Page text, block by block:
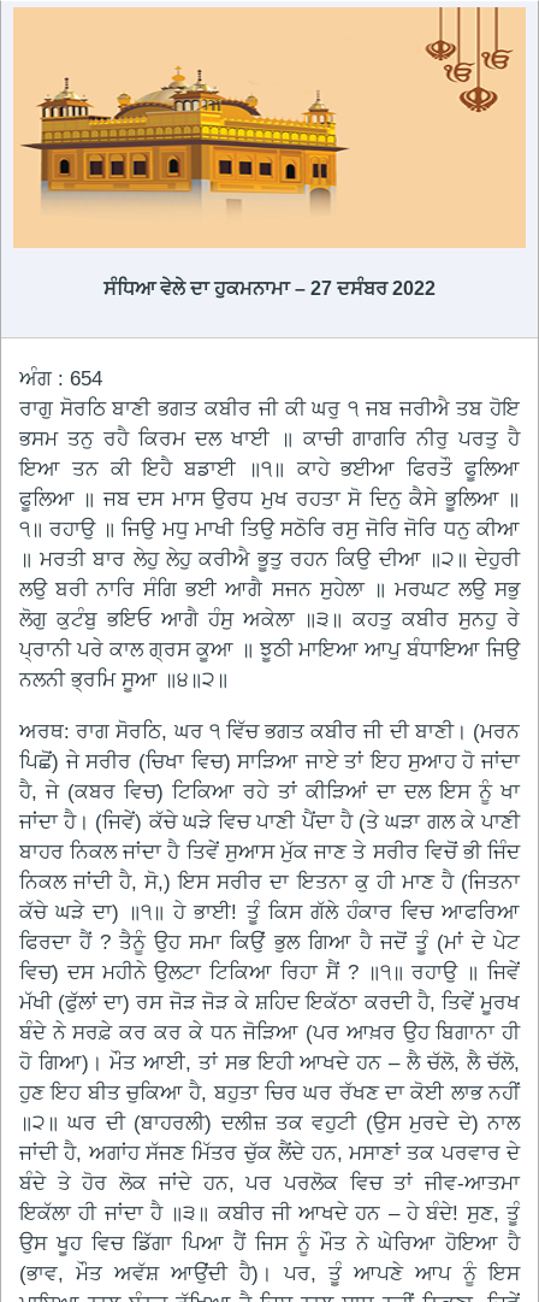
ਸੰਧਿਆ ਵੇਲੇ ਦਾ ਹੁਕਮਨਾਮਾ – 27 ਦਸੰਬਰ 2022
ਅੰਗ : 654
ਰਾਗੁ ਸੋਰਠਿ ਬਾਣੀ ਭਗਤ ਕਬੀਰ ਜੀ ਕੀ ਘਰੁ ੧ ਜਬ ਜਰੀਐ ਤਬ ਹੋਇ
ਭਸਮ ਤਨੁ ਰਹੈ ਕਿਰਮ ਦਲ ਖਾਈ ॥ ਕਾਚੀ ਗਾਗਰਿ ਨੀਰੁ ਪਰਤੁ ਹੈ
ਇਆ ਤਨ ਕੀ ਇਹੈ ਬਡਾਈ ॥੧॥ ਕਾਹੇ ਭਈਆ ਫਿਰਤੌ ਫੂਲਿਆ
ਫੂਲਿਆ ॥ ਜਬ ਦਸ ਮਾਸ ਉਰਧ ਮੁਖ ਰਹਤਾ ਸੋ ਦਿਨੁ ਕੈਸੇ ਭੂਲਿਆ ॥
੧॥ ਰਹਾਉ ॥ ਜਿਉ ਮਧੁ ਮਾਖੀ ਤਿਉ ਸਠੋਰਿ ਰਸੁ ਜੋਰਿ ਜੋਰਿ ਧਨੁ ਕੀਆ
॥ ਮਰਤੀ ਬਾਰ ਲੇਹੁ ਲੇਹੁ ਕਰੀਐ ਭੂਤੁ ਰਹਨ ਕਿਉ ਦੀਆ ॥੨॥ ਦੇਹੁਰੀ
ਲਉ ਬਰੀ ਨਾਰਿ ਸੰਗਿ ਭਈ ਆਗੈ ਸਜਨ ਸੁਹੇਲਾ ॥ ਮਰਘਟ ਲਉ ਸਭੁ
ਲੋਗੁ ਕੁਟੰਬੁ ਭਇਓ ਆਗੈ ਹੰਸੁ ਅਕੇਲਾ ॥੩॥ ਕਹਤੁ ਕਬੀਰ ਸੁਨਹੁ ਰੇ
ਪ੍ਰਾਨੀ ਪਰੇ ਕਾਲ ਗ੍ਰਸ ਕੂਆ ॥ ਝੂਠੀ ਮਾਇਆ ਆਪੁ ਬੰਧਾਇਆ ਜਿਉ
ਨਲਨੀ ਭ੍ਰਮਿ ਸੂਆ ॥੪॥੨॥
ਅਰਥ: ਰਾਗ ਸੋਰਠਿ, ਘਰ ੧ ਵਿੱਚ ਭਗਤ ਕਬੀਰ ਜੀ ਦੀ ਬਾਣੀ। (ਮਰਨ
ਪਿਛੋਂ) ਜੇ ਸਰੀਰ (ਚਿਖਾ ਵਿਚ) ਸਾੜਿਆ ਜਾਏ ਤਾਂ ਇਹ ਸੁਆਹ ਹੋ ਜਾਂਦਾ
ਹੈ, ਜੇ (ਕਬਰ ਵਿਚ) ਟਿਕਿਆ ਰਹੇ ਤਾਂ ਕੀੜਿਆਂ ਦਾ ਦਲ ਇਸ ਨੂੰ ਖਾ
ਜਾਂਦਾ ਹੈ। (ਜਿਵੇਂ) ਕੱਚੇ ਘੜੇ ਵਿਚ ਪਾਣੀ ਪੈਂਦਾ ਹੈ (ਤੇ ਘੜਾ ਗਲ ਕੇ ਪਾਣੀ
ਬਾਹਰ ਨਿਕਲ ਜਾਂਦਾ ਹੈ ਤਿਵੇਂ ਸੁਆਸ ਮੁੱਕ ਜਾਣ ਤੇ ਸਰੀਰ ਵਿਚੋਂ ਭੀ ਜਿੰਦ
ਨਿਕਲ ਜਾਂਦੀ ਹੈ, ਸੋ,) ਇਸ ਸਰੀਰ ਦਾ ਇਤਨਾ ਕੁ ਹੀ ਮਾਣ ਹੈ (ਜਿਤਨਾ
ਕੱਚੇ ਘੜੇ ਦਾ) ॥੧॥ ਹੇ ਭਾਈ! ਤੂੰ ਕਿਸ ਗੱਲੇ ਹੰਕਾਰ ਵਿਚ ਆਫਰਿਆ
ਫਿਰਦਾ ਹੈਂ ? ਤੈਨੂੰ ਉਹ ਸਮਾ ਕਿਉਂ ਭੁਲ ਗਿਆ ਹੈ ਜਦੋਂ ਤੂੰ (ਮਾਂ ਦੇ ਪੇਟ
ਵਿਚ) ਦਸ ਮਹੀਨੇ ਉਲਟਾ ਟਿਕਿਆ ਰਿਹਾ ਸੈਂ ? ॥੧॥ ਰਹਾਉ ॥ ਜਿਵੇਂ
ਮੱਖੀ (ਫੁੱਲਾਂ ਦਾ) ਰਸ ਜੋੜ ਜੋੜ ਕੇ ਸ਼ਹਿਦ ਇਕੱਠਾ ਕਰਦੀ ਹੈ, ਤਿਵੇਂ ਮੂਰਖ
ਬੰਦੇ ਨੇ ਸਰਫ਼ੇ ਕਰ ਕਰ ਕੇ ਧਨ ਜੋੜਿਆ (ਪਰ ਆਖ਼ਰ ਉਹ ਬਿਗਾਨਾ ਹੀ
ਹੋ ਗਿਆ)। ਮੌਤ ਆਈ, ਤਾਂ ਸਭ ਇਹੀ ਆਖਦੇ ਹਨ – ਲੈ ਚੱਲੋ, ਲੈ ਚੱਲੋ,
ਹੁਣ ਇਹ ਬੀਤ ਚੁਕਿਆ ਹੈ, ਬਹੁਤਾ ਚਿਰ ਘਰ ਰੱਖਣ ਦਾ ਕੋਈ ਲਾਭ ਨਹੀਂ
॥੨॥ ਘਰ ਦੀ (ਬਾਹਰਲੀ) ਦਲੀਜ਼ ਤਕ ਵਹੁਟੀ (ਉਸ ਮੁਰਦੇ ਦੇ) ਨਾਲ
ਜਾਂਦੀ ਹੈ, ਅਗਾਂਹ ਸੱਜਣ ਮਿੱਤਰ ਚੁੱਕ ਲੈਂਦੇ ਹਨ, ਮਸਾਣਾਂ ਤਕ ਪਰਵਾਰ ਦੇ
ਬੰਦੇ ਤੇ ਹੋਰ ਲੋਕ ਜਾਂਦੇ ਹਨ, ਪਰ ਪਰਲੋਕ ਵਿਚ ਤਾਂ ਜੀਵ-ਆਤਮਾ
ਇਕੱਲਾ ਹੀ ਜਾਂਦਾ ਹੈ ॥੩॥ ਕਬੀਰ ਜੀ ਆਖਦੇ ਹਨ – ਹੇ ਬੰਦੇ! ਸੁਣ, ਤੂੰ
ਉਸ ਖੂਹ ਵਿਚ ਡਿੱਗਾ ਪਿਆ ਹੈਂ ਜਿਸ ਨੂੰ ਮੌਤ ਨੇ ਘੇਰਿਆ ਹੋਇਆ ਹੈ
(ਭਾਵ, ਮੌਤ ਅਵੱਸ਼ ਆਉਂਦੀ ਹੈ)। ਪਰ, ਤੂੰ ਆਪਣੇ ਆਪ ਨੂੰ ਇਸ